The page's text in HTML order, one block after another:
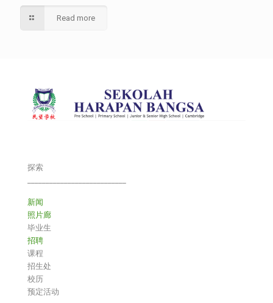
Read more
探索
新闻
照片廊
毕业生
招聘
课程
招生处
校历
预定活动